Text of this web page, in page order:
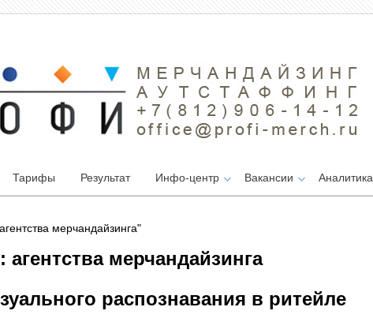
Тарифы Результат Инфо-центр Вакансии Аналитика
мерчандайзинга"
агентства мерчандайзинга
распознавания в ритейле